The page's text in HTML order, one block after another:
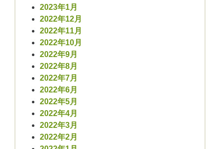
2023年1月
2022年12月
2022年11月
2022年10月
2022年9月
2022年8月
2022年7月
2022年6月
2022年5月
2022年4月
2022年3月
2022年2月